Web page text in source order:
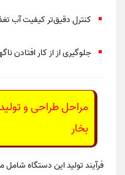
کنترل دقیق‌تر کیفیت آب
جلوگیری از از کار افتادن
مراحل طراحی و
بخار
فرآیند تولید این دستگاه